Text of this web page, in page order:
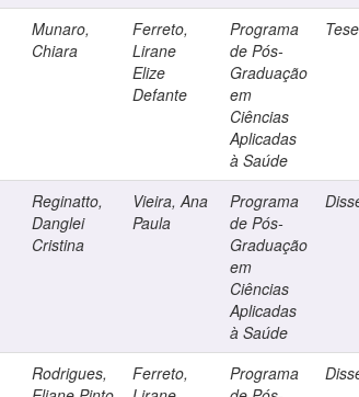
Munaro,
Chiara
Ferreto,
Lirane
Elize
Defante
Programa
de Pós-
Graduação
em
Ciências
Aplicadas
à Saúde
Tese
Reginatto,
Danglei
Cristina
Vieira, Ana
Paula
Programa
de Pós-
Graduação
em
Ciências
Aplicadas
à Saúde
Rodrigues,
Ferreto,
Programa